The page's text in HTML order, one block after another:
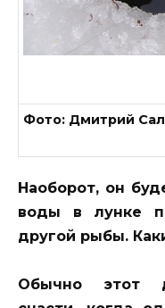
Фото: Дмитрий
Наоборот, он
воды в лунке
другой рыбы.
Обычно этот